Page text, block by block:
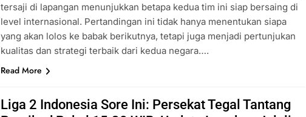
tersaji di lapangan menunjukkan betapa kedua tim ini siap bersaing di
level internasional. Pertandingan ini tidak hanya menentukan siapa
yang akan lolos ke babak berikutnya, tetapi juga menjadi pertunjukan
kualitas dan strategi terbaik dari kedua negara….
Read More
Liga 2 Indonesia Sore Ini: Persekat Tegal Tantang